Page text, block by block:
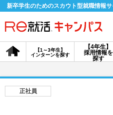
新卒学生のためのスカウト型就職情報サ
【4年生】
採用情報を
探す
【1～3年生】
インターンを探す
会員登録
正社員